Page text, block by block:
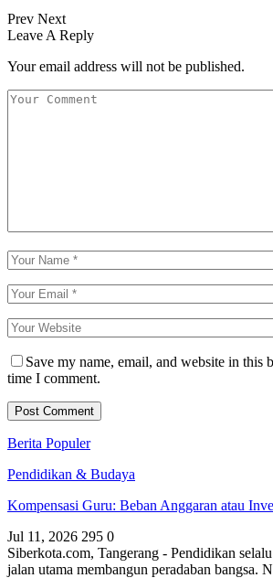
Prev Next
Leave A Reply
Your email address will not be published.
Save my name, email, and website in this
time I comment.
Berita Populer
Pendidikan & Budaya
Kompensasi Guru: Beban Anggaran atau
Jul 11, 2026 295 0
Siberkota.com, Tangerang - Pendidikan
jalan utama membangun peradaban bangsa.